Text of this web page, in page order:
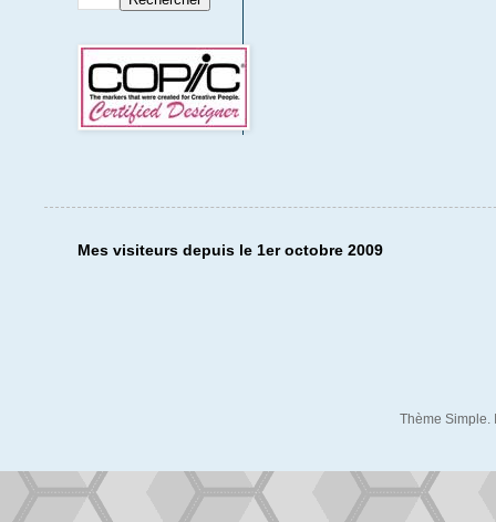
Mes visiteurs depuis le 1er octobre 2009
Thème Simple.